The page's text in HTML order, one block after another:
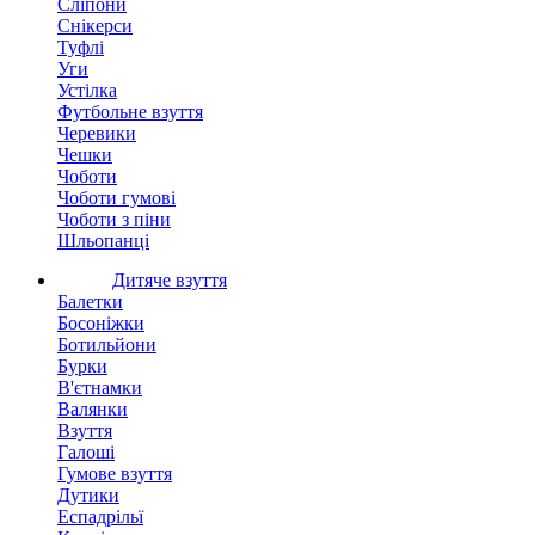
Сліпони
Снікерси
Туфлі
Уги
Устілка
Футбольне взуття
Черевики
Чешки
Чоботи
Чоботи гумові
Чоботи з піни
Шльопанці
Дитяче взуття
Балетки
Босоніжки
Ботильйони
Бурки
В'єтнамки
Валянки
Взуття
Галоші
Гумове взуття
Дутики
Еспадрільї